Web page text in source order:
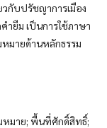
วกับปรัชญาการเมือง
ำยืม เป็นการใช้ภาษา
มายด้านหลักธรรม
หมาย; พื้นที่ศักดิ์สิทธิ์;